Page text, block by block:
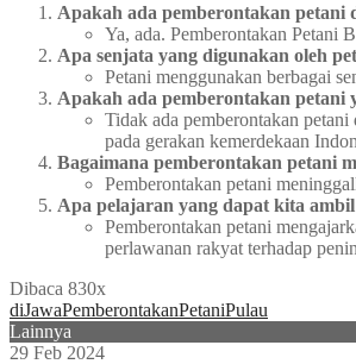
Apakah ada pemberontakan petani
Ya, ada. Pemberontakan Petani
Apa senjata yang digunakan oleh
Petani menggunakan berbagai
Apakah ada pemberontakan petani
Tidak ada pemberontakan
pada gerakan kemerdekaan
Bagaimana pemberontakan petani
Pemberontakan petani
Apa pelajaran yang dapat kita
Pemberontakan petani
perlawanan rakyat terhadap
Dibaca 830x
diJawaPemberontakanPetaniPulau
Lainnya
29 Feb 2024